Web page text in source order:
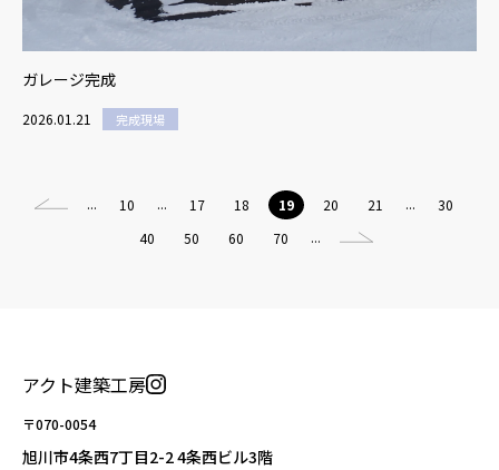
ガレージ完成
2026.01.21 完成現場
... 10 ... 17 18 19 20 21 ...
30
40
50 60 70 ...
アクト建築工房
〒070-0054
旭川市4条西7丁目2-2 4条西ビル3階